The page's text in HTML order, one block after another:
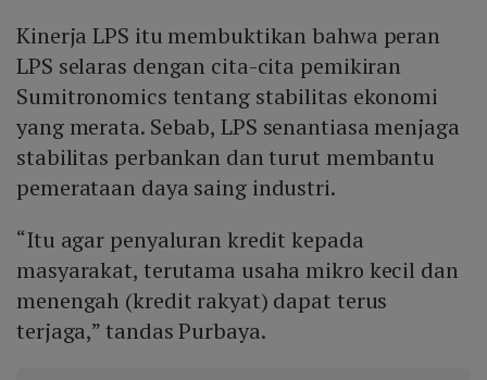
Kinerja LPS itu membuktikan bahwa peran
LPS selaras dengan cita-cita pemikiran
Sumitronomics tentang stabilitas ekonomi
yang merata. Sebab, LPS senantiasa menjaga
stabilitas perbankan dan turut membantu
pemerataan daya saing industri.
“Itu agar penyaluran kredit kepada
masyarakat, terutama usaha mikro kecil dan
menengah (kredit rakyat) dapat terus
terjaga,” tandas Purbaya.